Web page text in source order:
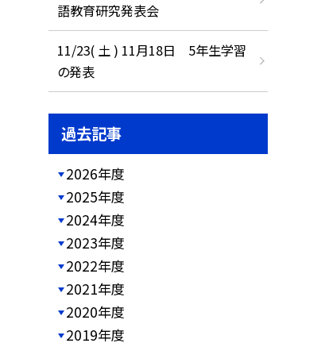
語教育研究発表会
11/23( 土 ) 11月18日 5年生学習
の発表
過去記事
2026年度
2025年度
2024年度
2023年度
2022年度
2021年度
2020年度
2019年度